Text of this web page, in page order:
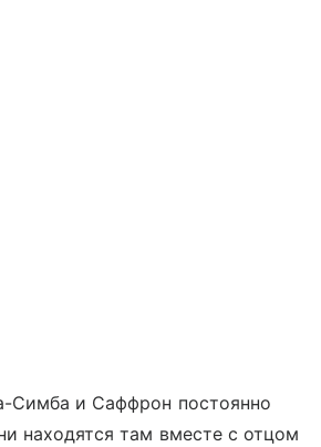
Симба и Саффрон постоянно
находятся там вместе с отцом